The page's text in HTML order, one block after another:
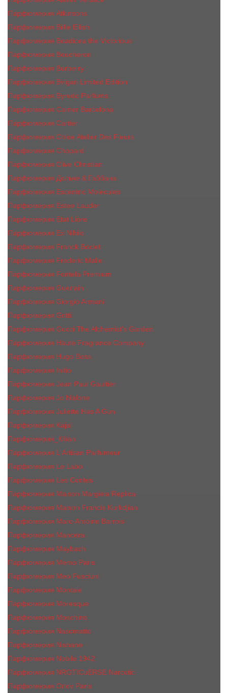
Парфюмерия Atkinsons
Парфюмерия Billie Eilish
Парфюмерия Boadicea the Victorious
Парфюмерия Boucheron
Парфюмерия Burberry
Парфюмерия Bvlgari Limited Edition
Парфюмерия Byredo Parfums
Парфюмерия Carner Barcelona
Парфюмерия Cartier
Парфюмерия Chloe Atelier Des Fleurs
Парфюмерия Сhopard
Парфюмерия Clive Christian
Парфюмерия Дольче & Габбана
Парфюмерия Escentric Molecules
Парфюмерия Estee Lаudеr
Парфюмерия Etat Libre
Парфюмерия Ex Nihilo
Парфюмерия Franck Boclet
Парфюмерия Frеderic Mаlle
Парфюмерия Fontela Premium
Парфюмерия Guerlain
Парфюмерия Giorgio Armani
Парфюмерия Gritti
Парфюмерия Gucci The Alchemist’s Garden.
Парфюмерия Haute Fragrance Company
Парфюмерия Hugo Boss
Парфюмерия Initio
Парфюмерия Jean Paul Gaultier
Парфюмерия Jо Malоnе
Парфюмерия Juliette Has A Gun
Парфюмерия Kajal
Парфюмерия_КiIiаn
Парфюмерия L'Artisan Parfumeur
Парфюмерия Le Labo
Парфюмерия Les Contes
Парфюмерия Maison Margiela Replica
Парфюмерия Maison Francis Kurkdjian
Парфюмерия Marc-Antoine Barrois
Парфюмерия Mancera
Парфюмерия Maybach
Парфюмерия Memo Paris
Парфюмерия Meo Fusciuni
Парфюмерия Montale
Парфюмерия Moresque
Парфюмерия Moschino
Парфюмерия Nasomatto
Парфюмерия Nishane
Парфюмерия Nobile 1942
Парфюмерия NROTICuERSE Narcotic
Парфюмерия Orlov Paris